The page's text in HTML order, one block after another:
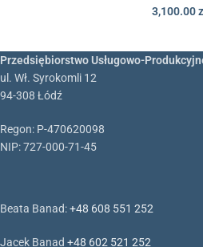
3,100.00
Przedsiębiorstwo Usługowo-
ul. Wł. Syrokomli 12
94-308 Łódź
Regon: P-470620098
NIP: 727-000-71-45
Beata Banad:+48 608 551 252
Jacek Banad +48 602 521 252